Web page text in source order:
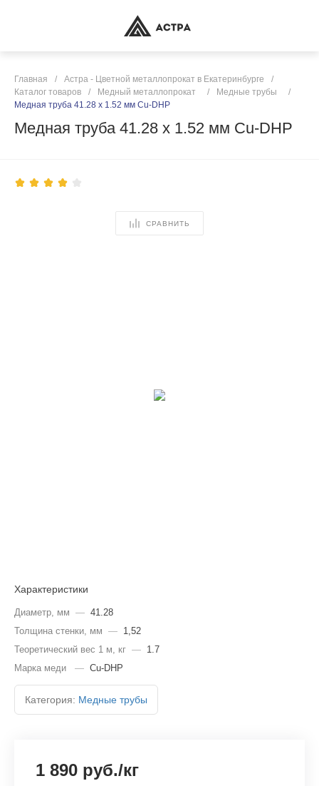
Главная / Астра - Цветной металлопрокат в Екатеринбурге
/
Каталог товаров
/ Медный металлопрокат / Медные трубы
/
Медная труба 41.28 х 1.52 мм Cu-DHP
Медная труба 41.28 х 1.52 мм Cu-DHP
СРАВНИТЬ
Характеристики
Диаметр, мм — 41.28
Толщина стенки, мм — 1,52
Теоретический вес 1 м, кг — 1.7
Марка меди
— Cu-DHP
Категория: Медные трубы
1 890 руб./кг